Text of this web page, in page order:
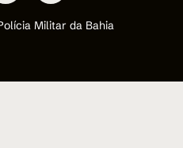
Militar da Bahia